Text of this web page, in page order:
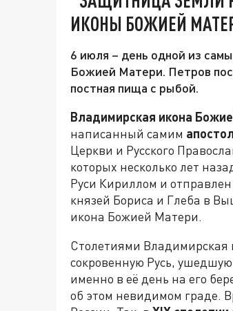
ИКОНЫ БОЖИЕЙ
6 июля – день одной из
Божией Матери. Петров
постная пища с рыбой.
Владимирская икона
написанный самим
Церкви и Русского
которых несколько лет
Руси Кириллом и
князей Бориса и Глеба в
икона Божией Матери.
Столетиями Владимирская
сокровенную Русь,
именно в её день на его
об этом невидимом граде.